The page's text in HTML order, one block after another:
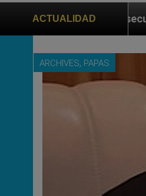
ACTUALIDAD
de colonos judíos
ARCHIVES, PAPAS